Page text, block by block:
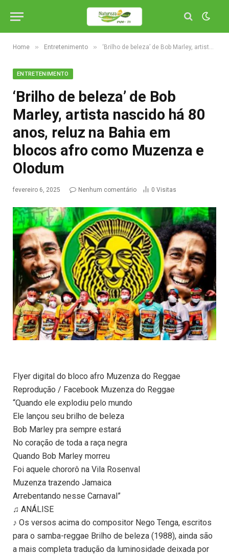
Home » Entretenimento » ‘Brilho de beleza’ de Bob Marley, artista nascido há 80 anos, reluz na Bahia em blocos afro como Muzenza e Olodum
ENTRETENIMENTO
‘Brilho de beleza’ de Bob
Marley, artista nascido há 80
anos, reluz na Bahia em
blocos afro como Muzenza e
Olodum
fevereiro 6, 2025 Nenhum comentário 0 Visitas
Flyer digital do bloco afro Muzenza do Reggae
Reprodução / Facebook Muzenza do Reggae
“Quando ele explodiu pelo mundo
Ele lançou seu brilho de beleza
Bob Marley pra sempre estará
No coração de toda a raça negra
Quando Bob Marley morreu
Foi aquele chororô na Vila Rosenval
Muzenza trazendo Jamaica
Arrebentando nesse Carnaval”
♫ ANÁLISE
♪ Os versos acima do compositor Nego Tenga, escritos
para o samba-reggae Brilho de beleza (1988), ainda são
a mais completa tradução da luminosidade deixada por